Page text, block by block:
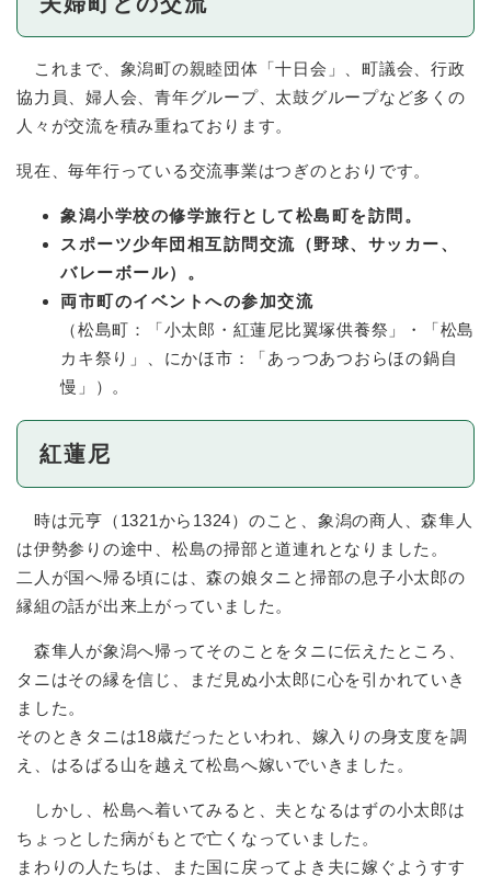
これまで、象潟町の親睦団体「十日会」、町議会、行政
協力員、婦人会、青年グループ、太鼓グループなど多くの
人々が交流を積み重ねております。
現在、毎年行っている交流事業はつぎのとおりです。
象潟小学校の修学旅行として松島町を訪問。
スポーツ少年団相互訪問交流（野球、サッカー、
バレーボール）。
両市町のイベントへの参加交流
（松島町：「小太郎・紅蓮尼比翼塚供養祭」・「松島
カキ祭り」、にかほ市：「あっつあつおらほの鍋自
慢」）。
紅蓮尼
時は元亨（1321から1324）のこと、象潟の商人、森隼人
は伊勢参りの途中、松島の掃部と道連れとなりました。
二人が国へ帰る頃には、森の娘タニと掃部の息子小太郎の
縁組の話が出来上がっていました。
森隼人が象潟へ帰ってそのことをタニに伝えたところ、
タニはその縁を信じ、まだ見ぬ小太郎に心を引かれていき
ました。
そのときタニは18歳だったといわれ、嫁入りの身支度を調
え、はるばる山を越えて松島へ嫁いでいきました。
しかし、松島へ着いてみると、夫となるはずの小太郎は
ちょっとした病がもとで亡くなっていました。
まわりの人たちは、また国に戻ってよき夫に嫁ぐようすす